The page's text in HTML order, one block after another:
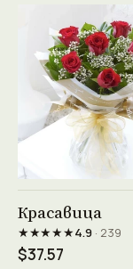
Красавица
★★★★★4.9· 239
$37.57